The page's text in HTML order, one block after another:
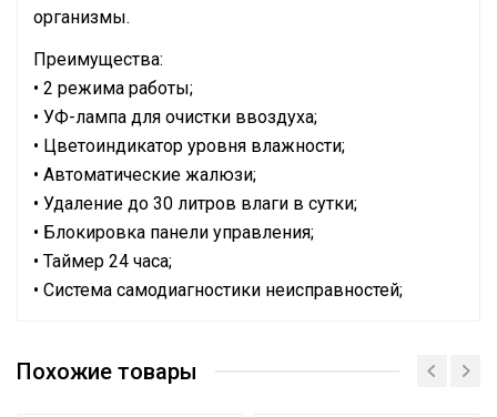
организмы.
Преимущества:
• 2 режима работы;
• УФ-лампа для очистки ввоздуха;
• Цветоиндикатор уровня влажности;
• Автоматические жалюзи;
• Удаление до 30 литров влаги в сутки;
• Блокировка панели управления;
• Таймер 24 часа;
• Система самодиагностики неисправностей;
Хладагент
Похожие товары